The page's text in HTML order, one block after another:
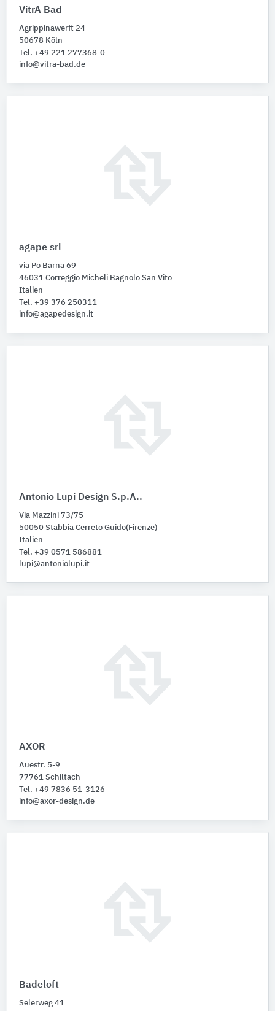
VitrA Bad
Agrippinawerft 24
50678 Köln
Tel. +49 221 277368-0
info@vitra-bad.de
agape srl
via Po Barna 69
46031 Correggio Micheli Bagnolo San Vito
Italien
Tel. +39 376 250311
info@agapedesign.it
Antonio Lupi Design S.p.A..
Via Mazzini 73/75
50050 Stabbia Cerreto Guido(Firenze)
Italien
Tel. +39 0571 586881
lupi@antoniolupi.it
AXOR
Auestr. 5-9
77761 Schiltach
Tel. +49 7836 51-3126
info@axor-design.de
Badeloft
Selerweg 41